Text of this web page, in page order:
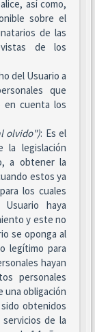
así como,
sobre el
de las
de los
del Usuario a
que
en cuenta los
olvido"): Es el
la legislación
a obtener la
estos ya
los cuales
haya
y este no
se oponga al
legítimo para
hayan
personales
una obligación
obtenidos
de la